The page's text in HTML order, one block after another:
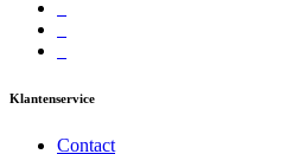
Klantenservice
Contact